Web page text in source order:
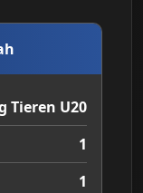
Tieren U20
1
1